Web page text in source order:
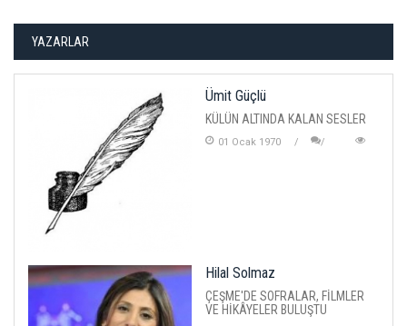
YAZARLAR
Ümit Güçlü
KÜLÜN ALTINDA KALAN SESLER
01 Ocak 1970
Hilal Solmaz
ÇEŞME'DE SOFRALAR, FİLMLER
VE HİKÂYELER BULUŞTU